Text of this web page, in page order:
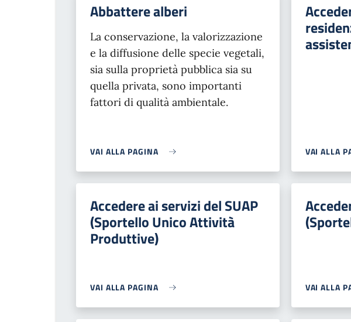
Abbattere alberi
La conservazione, la valorizzazione
e la diffusione delle specie vegetali,
sia sulla proprietà pubblica sia su
quella privata, sono importanti
fattori di qualità ambientale.
VAI ALLA PAGINA VAI ALLA
Accedere ai servizi del SUAP
(Sportello Unico Attività
Produttive)
VAI ALLA PAGINA VAI ALLA